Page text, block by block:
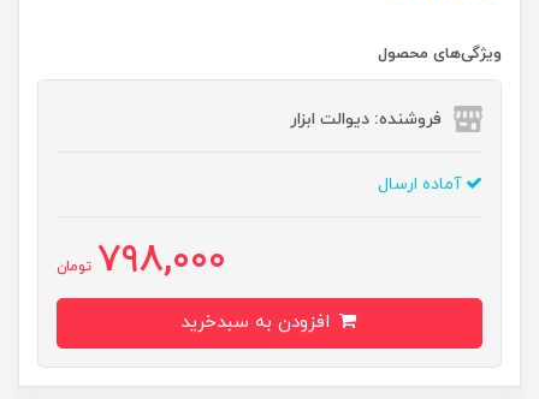
ویژگی‌های محصول
فروشنده: دیوالت ابزار
آماده ارسال
798,000 تومان